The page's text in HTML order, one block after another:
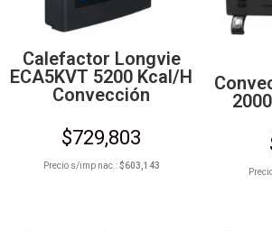
Calefactor Longvie
ECA5KVT 5200 Kcal/h
Convección
$729,803
Precio s/imp nac.:$603,143